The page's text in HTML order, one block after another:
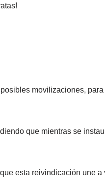
movilizaciones,
que mientras se
esta reivindicación une